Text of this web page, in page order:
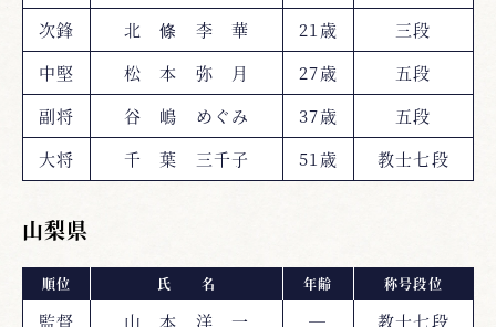
次鋒
北 條 李 華 21歳
三段
中堅
松 本 弥 月 27歳
五段
副将
谷 嶋 めぐみ 37歳
五段
大将
千 葉 三千子 51歳 教士七段
山梨県
順位 氏 名 年齢 称号段位
監督 山 本 洋 一 ―
教士七段